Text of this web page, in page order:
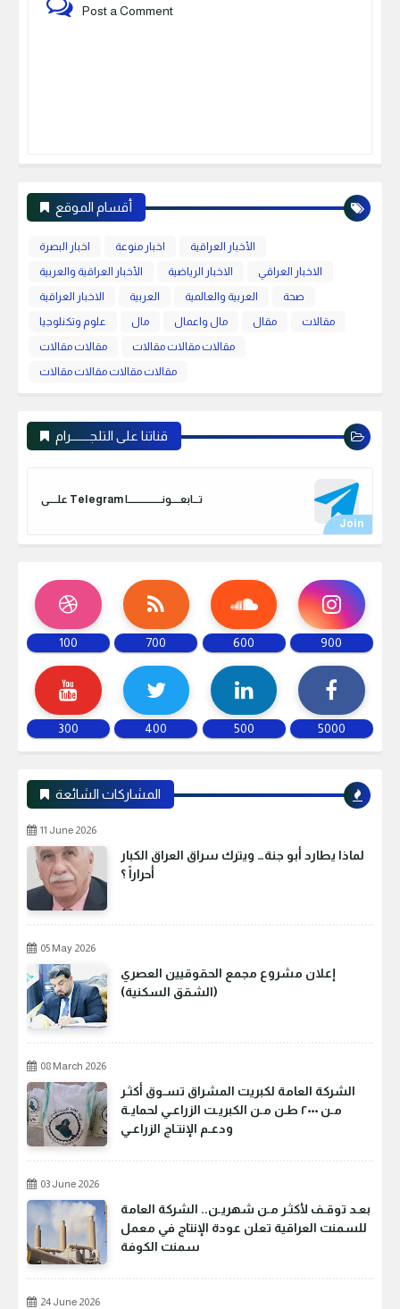
Post a Comment
أقسام الموقع
اخبار البصرة اخبار منوعة
الأخبار العراقية
الأخبار العراقية والعربية
الاخبار الرياضية
الاخبار العراقي
الاخبار العراقية
العربية العربية والعالمية
صحة
علوم وتكنلوجيا
مال مال واعمال مقال
مقالات
مقالات مقالات
مقالات مقالات مقالات
مقالات مقالات مقالات مقالات
قناتنا على التلجـــــــرام
علـــــى Telegram تـــابعـــــونـــــــــــــــــــا
100 700 600 900
300 400 500 5000
المشاركات الشائعة
11 June 2026
لماذا يطارد أبو جنة… ويترك سراق العراق الكبار
أحراراً ؟
05 May 2026
إعلان مشروع مجمع الحقوقيين العصري
(الشقق السكنية)
08 March 2026
الشركة العامة لكبريت المشراق تسـوق أكثـر
مـن ٢٠٠٠ طـن مـن الكبريـت الزراعـي لحمايـة
ودعـم الإنتـاج الزراعـي
03 June 2026
بعـد توقـف لأكثـر مـن شهريـن.. الشركة العامة
للسمنت العراقية تعلن عودة الإنتاج في معمل
سمنت الكوفة
24 June 2026